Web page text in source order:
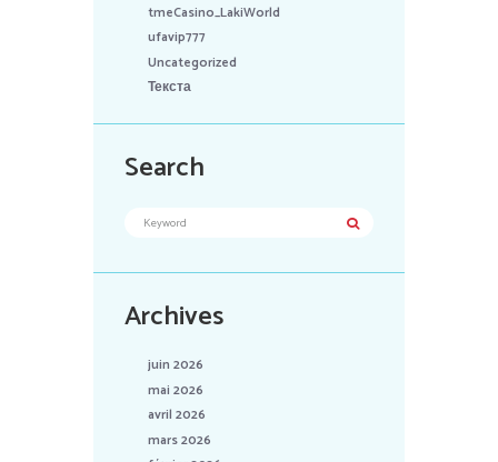
tmeCasino_LakiWorld
ufavip777
Uncategorized
Текста
Search
Archives
juin 2026
mai 2026
avril 2026
mars 2026